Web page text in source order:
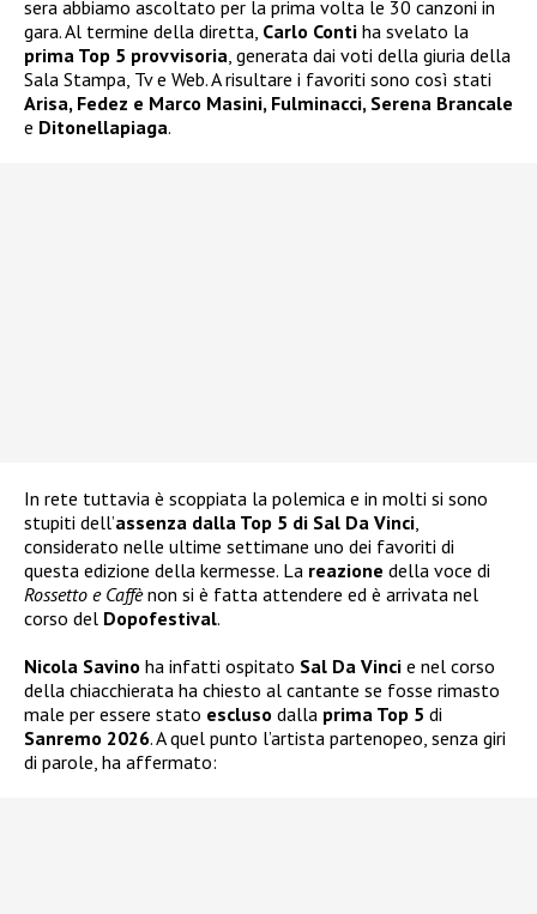
sera abbiamo ascoltato per la prima volta le 30 canzoni in
gara. Al termine della diretta, Carlo Conti ha svelato la
prima Top 5 provvisoria , generata dai voti della giuria della
Sala Stampa, Tv e Web. A risultare i favoriti sono così stati
Arisa, Fedez e Marco Masini, Fulminacci, Serena Brancale
e Ditonellapiaga.
In rete tuttavia è scoppiata la polemica e in molti si sono
stupiti dell’assenza dalla Top 5 di Sal Da Vinci
considerato nelle ultime settimane uno dei favoriti di
questa edizione della kermesse. La reazione della voce di
Rossetto e Caffènon si è fatta attendere ed è arrivata nel
corso del Dopofestival.
Nicola Savino ha infatti ospitato Sal Da Vinci e nel corso
della chiacchierata ha chiesto al cantante se fosse rimasto
male per essere stato escluso dalla prima Top 5 di
Sanremo 2026. A quel punto l’artista partenopeo, senza giri
di parole, ha affermato: